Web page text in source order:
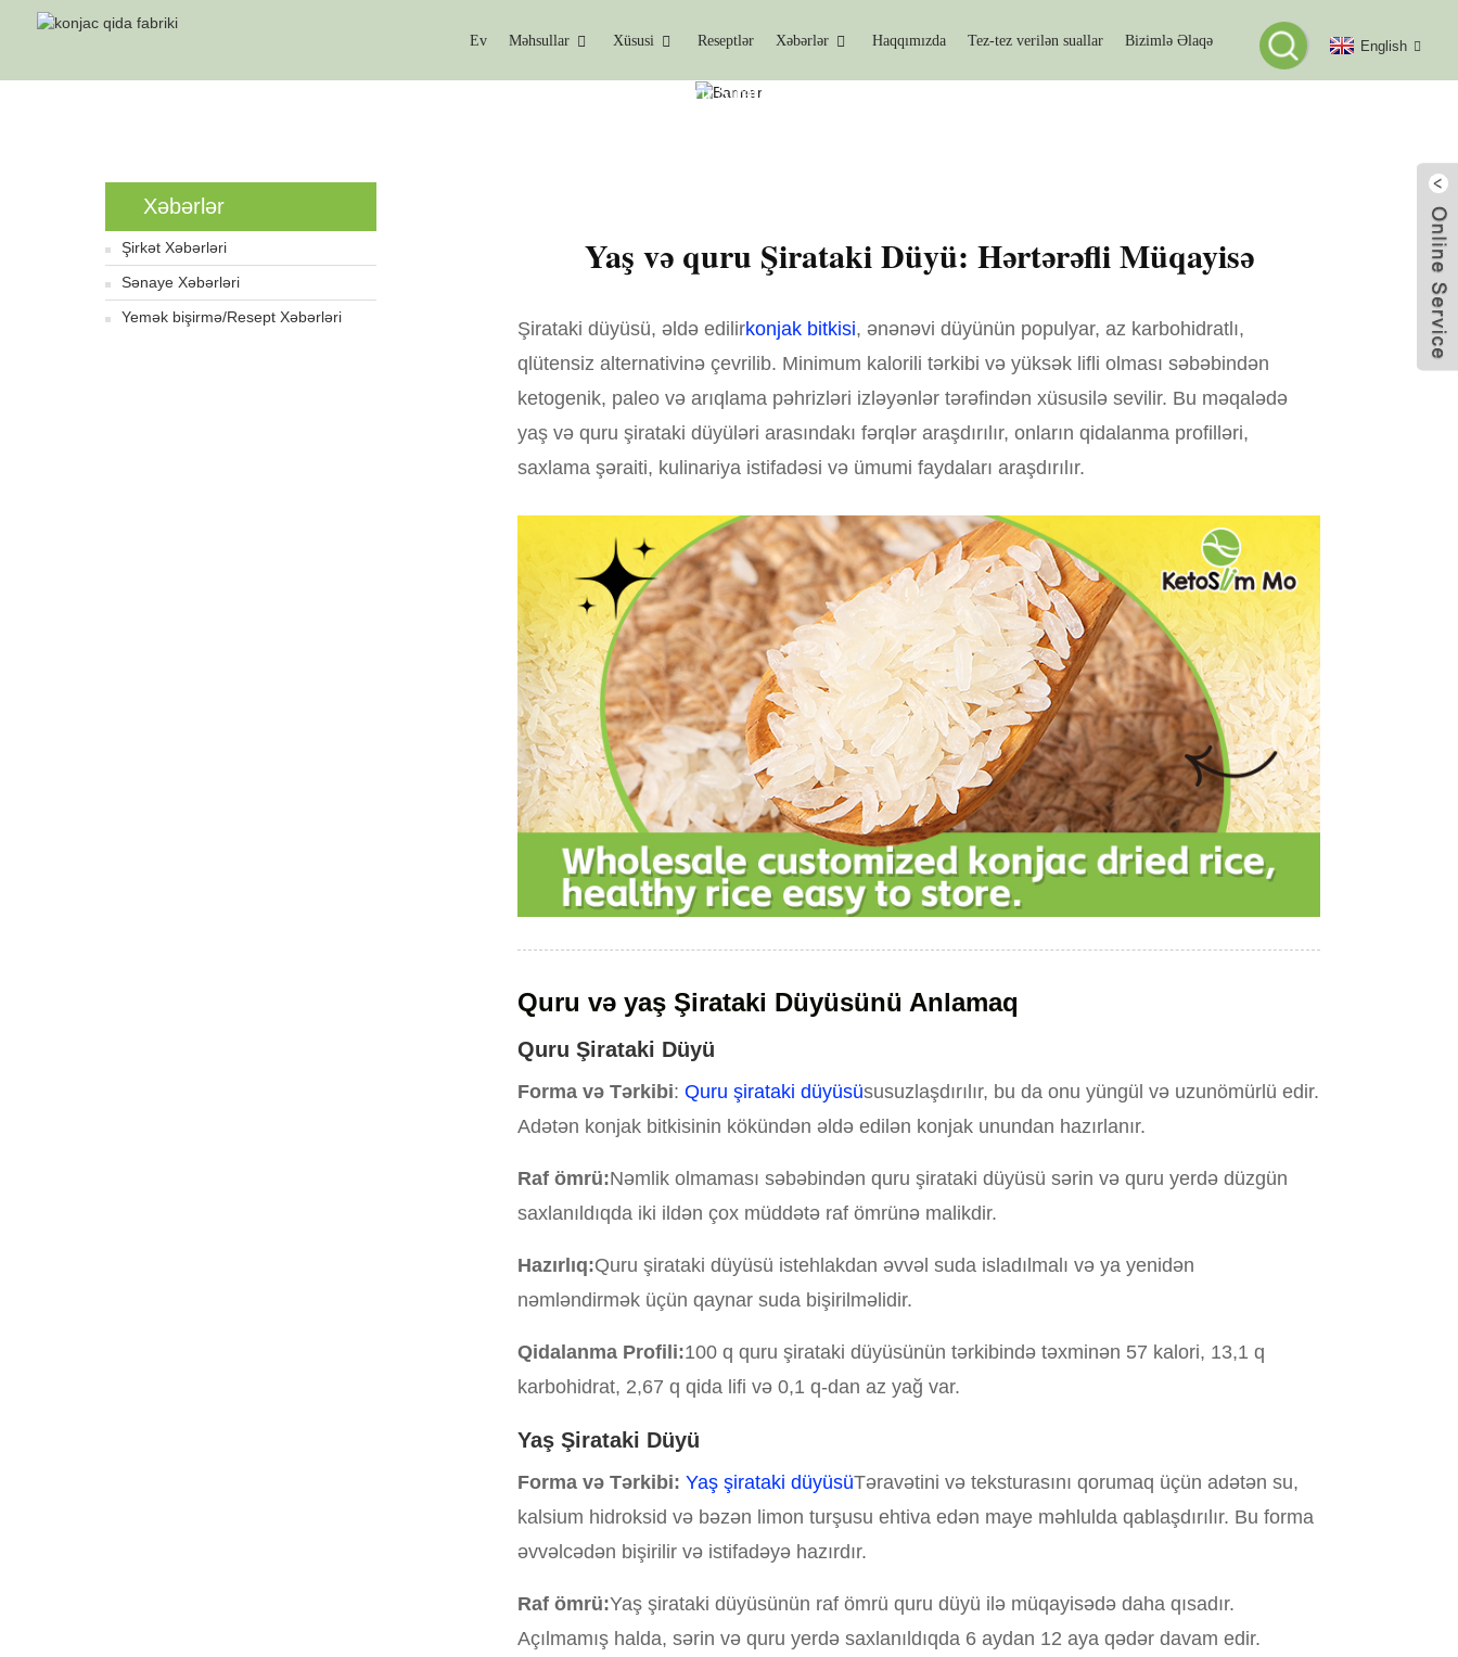
Ev Məhsullar Xüsusi Reseptlər Xəbərlər Haqqımızda Tez-tez verilən suallar Bizimlə Əlaqə English
Yaş Və Quru Şirataki Düyü: Hərtərəfli Müqayisə
Xəbərlər
Şirkət Xəbərləri
Sənaye Xəbərləri
Yemək bişirmə/Resept Xəbərləri
Yaş və quru Şirataki Düyü: Hərtərəfli Müqayisə
Şirataki düyüsü, əldə edilirkonjak bitkisi, ənənəvi düyünün populyar, az karbohidratlı,
qlütensiz alternativinə çevrilib. Minimum kalorili tərkibi və yüksək lifli olması səbəbindən
ketogenik, paleo və arıqlama pəhrizləri izləyənlər tərəfindən xüsusilə sevilir. Bu məqalədə
yaş və quru şirataki düyüləri arasındakı fərqlər araşdırılır, onların qidalanma profilləri,
saxlama şəraiti, kulinariya istifadəsi və ümumi faydaları araşdırılır.
Quru və yaş Şirataki Düyüsünü Anlamaq
Quru Şirataki Düyü
Forma və Tərkibi: Quru şirataki düyüsüsusuzlaşdırılır, bu da onu yüngül və uzunömürlü edir.
Adətən konjak bitkisinin kökündən əldə edilən konjak unundan hazırlanır.
Raf ömrü:Nəmlik olmaması səbəbindən quru şirataki düyüsü sərin və quru yerdə düzgün
saxlanıldıqda iki ildən çox müddətə raf ömrünə malikdir.
Hazırlıq:Quru şirataki düyüsü istehlakdan əvvəl suda isladılmalı və ya yenidən
nəmləndirmək üçün qaynar suda bişirilməlidir.
Qidalanma Profili:100 q quru şirataki düyüsünün tərkibində təxminən 57 kalori, 13,1 q
karbohidrat, 2,67 q qida lifi və 0,1 q-dan az yağ var.
Yaş Şirataki Düyü
Forma və Tərkibi: Yaş şirataki düyüsüTəravətini və teksturasını qorumaq üçün adətən su,
kalsium hidroksid və bəzən limon turşusu ehtiva edən maye məhlulda qablaşdırılır. Bu forma
əvvəlcədən bişirilir və istifadəyə hazırdır.
Raf ömrü:Yaş şirataki düyüsünün raf ömrü quru düyü ilə müqayisədə daha qısadır.
Açılmamış halda, sərin və quru yerdə saxlanıldıqda 6 aydan 12 aya qədər davam edir.